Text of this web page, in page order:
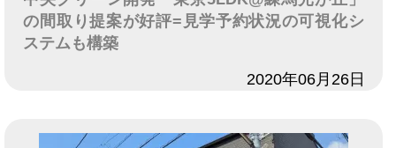
の間取り提案が好評=見学予約状況の可視化シ
ステムも構築
2020年06月26日